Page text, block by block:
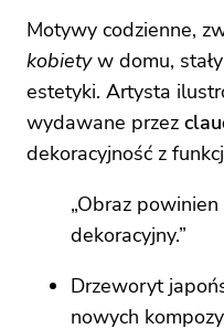
Motywy codzienne,
kobietyw domu,
estetyki. Artysta
wydawane przez
dekoracyjność z
„Obraz powinien
dekoracyjny.”
Drzeworyt
nowych